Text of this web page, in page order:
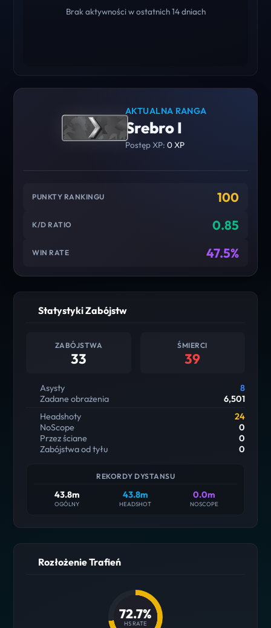
Brak aktywności w ostatnich 14 dniach
AKTUALNA RANGA
Srebro I
Postęp XP: 0 XP
PUNKTY RANKINGU 100
K/D RATIO 0.85
WIN RATE 47.5%
Statystyki Zabójstw
ZABÓJSTWA
33
ŚMIERCI
39
Asysty
8
Zadane obrażenia
6,501
Headshoty
24
NoScope
0
Przez ściane
0
Zabójstwa od tyłu
0
REKORDY DYSTANSU
43.8m
OGÓLNY
43.8m
HEADSHOT
0.0m
NOSCOPE
Rozłożenie Trafień
72.7%
HS RATE